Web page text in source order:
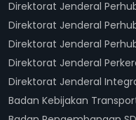
Direktorat Jenderal
Direktorat Jenderal
Direktorat Jenderal
Direktorat Jenderal
Direktorat Jenderal
Badan Kebijakan